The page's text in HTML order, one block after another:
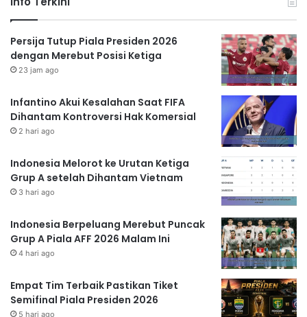
Persija Tutup Piala Presiden 2026
dengan Merebut Posisi Ketiga
23 jam ago
Infantino Akui Kesalahan Saat FIFA
Dihantam Kontroversi Hak Komersial
2 hari ago
Indonesia Melorot ke Urutan Ketiga
Grup A setelah Dihantam Vietnam
3 hari ago
Indonesia Berpeluang Merebut Puncak
Grup A Piala AFF 2026 Malam Ini
4 hari ago
Empat Tim Terbaik Pastikan Tiket
Semifinal Piala Presiden 2026
5 hari ago